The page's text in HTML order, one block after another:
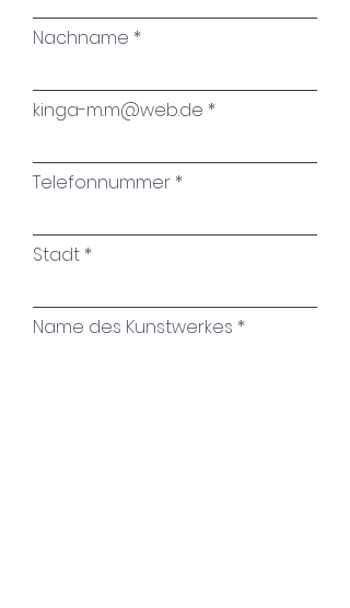
Nachname
kinga-m.m@web.de
Telefonnummer
Stadt
Name des Kunstwerkes